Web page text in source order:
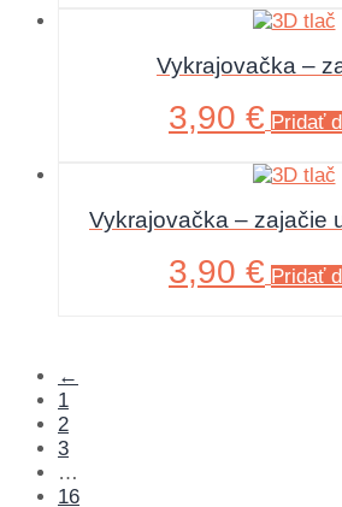
Vykrajovačka –
3,90 € Pridať
Vykrajovačka – zajačie
3,90 € Pridať
←
1
2
3
…
16